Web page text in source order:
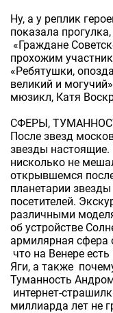
Ну, а у реплик
показала
«Граждане
прохожим
«Ребятушки,
великий и
мюзикл, Катя
СФЕРЫ,
После звезд
звезды
нисколько не
открывшемся
планетарии
посетителей.
различными
об устройстве
армилярная сфера
что на Венере
Яги, а также
Туманность
интернет-
миллиарда лет не